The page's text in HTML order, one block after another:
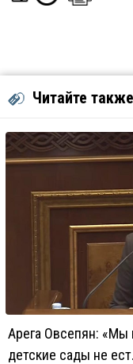
Читайте также
Арега Овсепян: «Мы
детские сады не